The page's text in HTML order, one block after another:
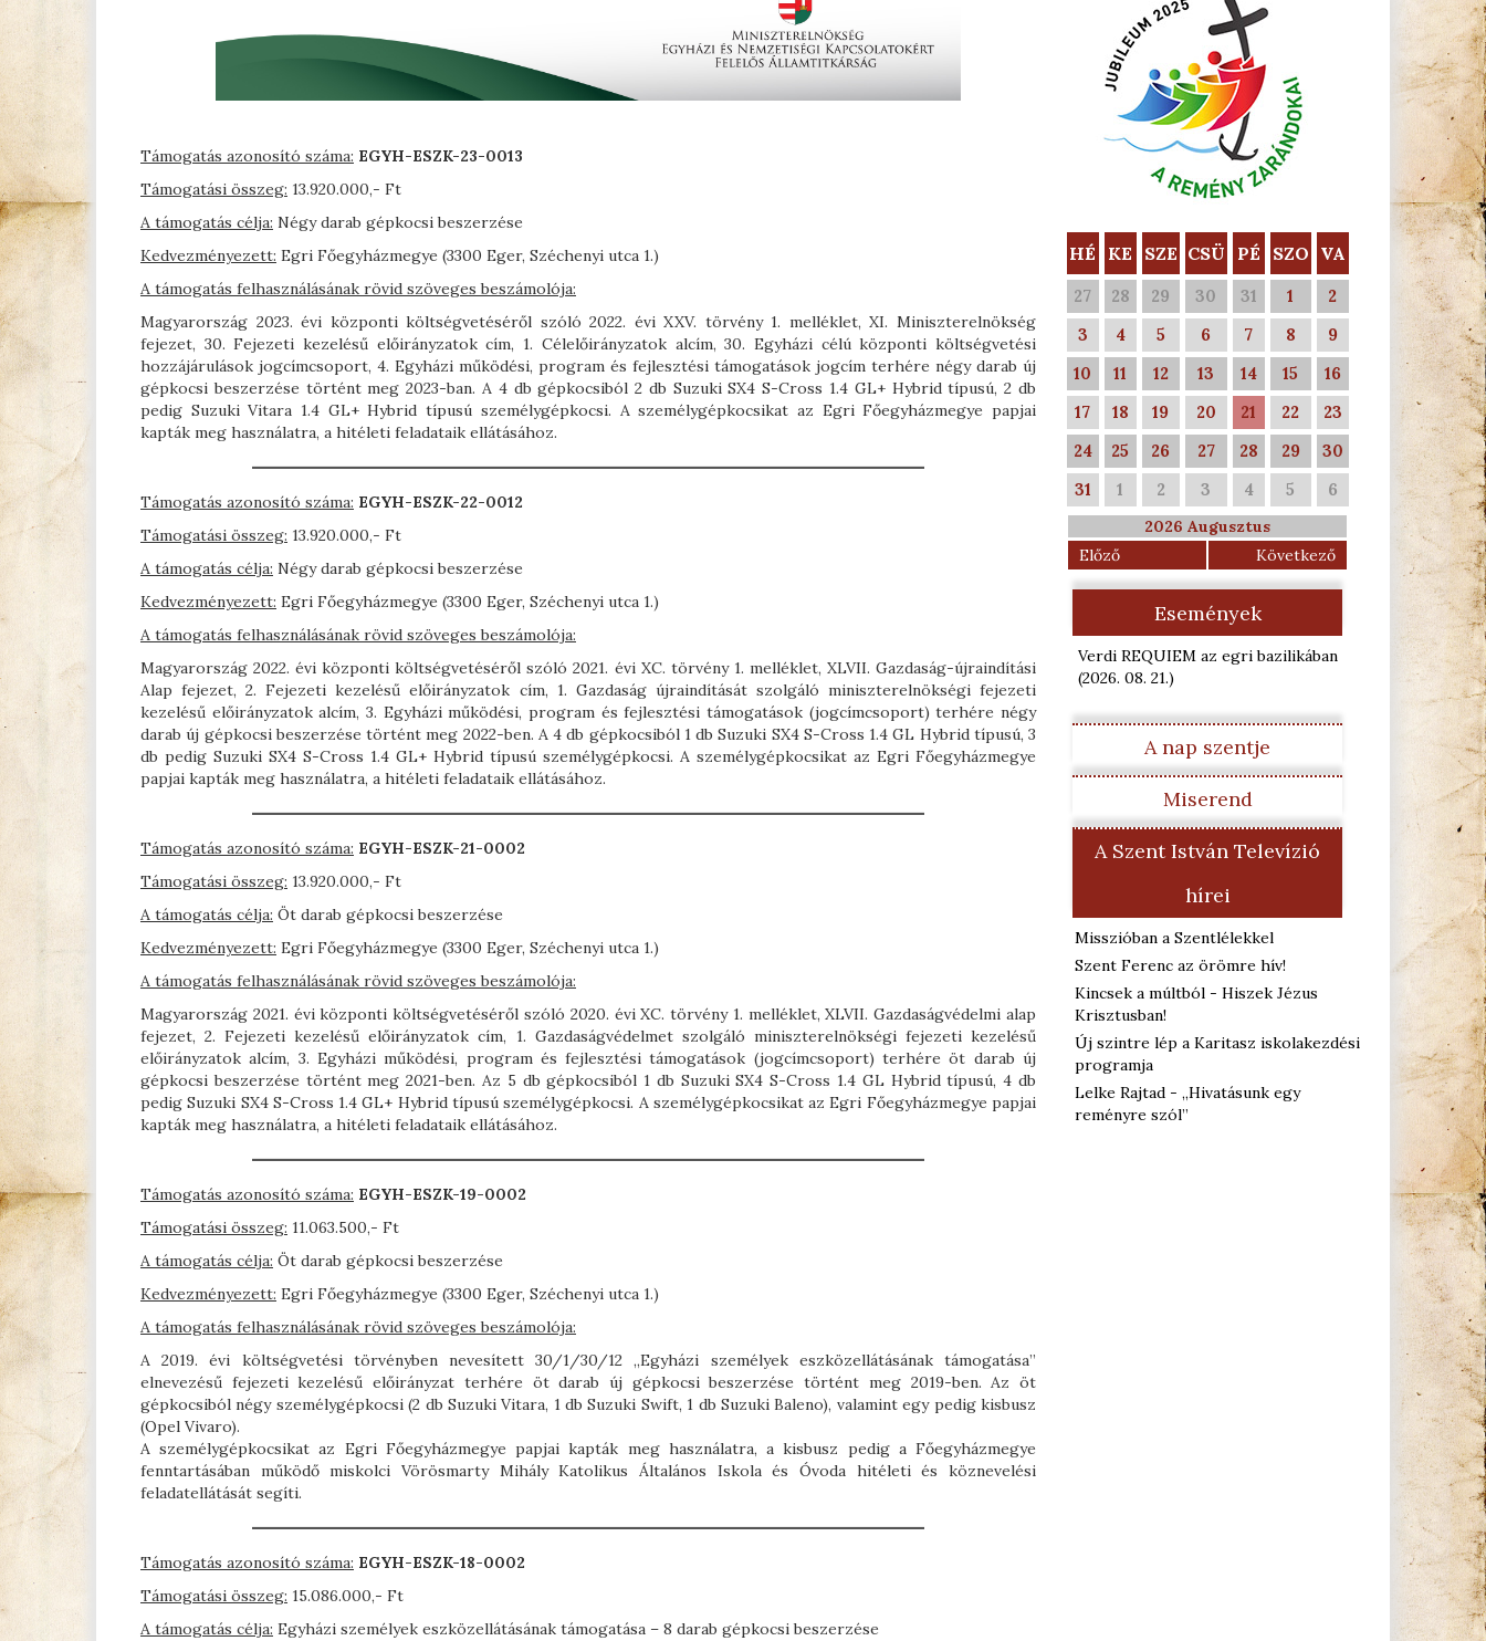
Támogatás azonosító száma: EGYH-ESZK-23-0013
Támogatási összeg: 13.920.000,- Ft
A támogatás célja: Négy darab gépkocsi beszerzése
Kedvezményezett: Egri Főegyházmegye (3300 Eger, Széchenyi utca 1.)
A támogatás felhasználásának rövid szöveges beszámolója:
Magyarország 2023. évi központi költségvetéséről szóló 2022. évi XXV. törvény 1. melléklet, XI. Miniszterelnökség
fejezet, 30. Fejezeti kezelésű előirányzatok cím, 1. Célelőirányzatok alcím, 30. Egyházi célú központi költségvetési
hozzájárulások jogcímcsoport, 4. Egyházi működési, program és fejlesztési támogatások jogcím terhére négy darab új
gépkocsi beszerzése történt meg 2023-ban. A 4 db gépkocsiból 2 db Suzuki SX4 S-Cross 1.4 GL+ Hybrid típusú, 2 db
pedig Suzuki Vitara 1.4 GL+ Hybrid típusú személygépkocsi. A személygépkocsikat az Egri Főegyházmegye papjai
kapták meg használatra, a hitéleti feladataik ellátásához.
Támogatás azonosító száma: EGYH-ESZK-22-0012
Támogatási összeg: 13.920.000,- Ft
A támogatás célja: Négy darab gépkocsi beszerzése
Kedvezményezett: Egri Főegyházmegye (3300 Eger, Széchenyi utca 1.)
A támogatás felhasználásának rövid szöveges beszámolója:
Magyarország 2022. évi központi költségvetéséről szóló 2021. évi XC. törvény 1. melléklet, XLVII. Gazdaság-újraindítási
Alap fejezet, 2. Fejezeti kezelésű előirányzatok cím, 1. Gazdaság újraindítását szolgáló miniszterelnökségi fejezeti
kezelésű előirányzatok alcím, 3. Egyházi működési, program és fejlesztési támogatások (jogcímcsoport) terhére négy
darab új gépkocsi beszerzése történt meg 2022-ben. A 4 db gépkocsiból 1 db Suzuki SX4 S-Cross 1.4 GL Hybrid típusú, 3
db pedig Suzuki SX4 S-Cross 1.4 GL+ Hybrid típusú személygépkocsi. A személygépkocsikat az Egri Főegyházmegye
papjai kapták meg használatra, a hitéleti feladataik ellátásához.
Támogatás azonosító száma: EGYH-ESZK-21-0002
Támogatási összeg: 13.920.000,- Ft
A támogatás célja: Öt darab gépkocsi beszerzése
Kedvezményezett: Egri Főegyházmegye (3300 Eger, Széchenyi utca 1.)
A támogatás felhasználásának rövid szöveges beszámolója:
Magyarország 2021. évi központi költségvetéséről szóló 2020. évi XC. törvény 1. melléklet, XLVII. Gazdaságvédelmi alap
fejezet, 2. Fejezeti kezelésű előirányzatok cím, 1. Gazdaságvédelmet szolgáló miniszterelnökségi fejezeti kezelésű
előirányzatok alcím, 3. Egyházi működési, program és fejlesztési támogatások (jogcímcsoport) terhére öt darab új
gépkocsi beszerzése történt meg 2021-ben. Az 5 db gépkocsiból 1 db Suzuki SX4 S-Cross 1.4 GL Hybrid típusú, 4 db
pedig Suzuki SX4 S-Cross 1.4 GL+ Hybrid típusú személygépkocsi. A személygépkocsikat az Egri Főegyházmegye papjai
kapták meg használatra, a hitéleti feladataik ellátásához.
Támogatás azonosító száma: EGYH-ESZK-19-0002
Támogatási összeg: 11.063.500,- Ft
A támogatás célja: Öt darab gépkocsi beszerzése
Kedvezményezett: Egri Főegyházmegye (3300 Eger, Széchenyi utca 1.)
A támogatás felhasználásának rövid szöveges beszámolója:
A 2019. évi költségvetési törvényben nevesített 30/1/30/12 „Egyházi személyek eszközellátásának támogatása”
elnevezésű fejezeti kezelésű előirányzat terhére öt darab új gépkocsi beszerzése történt meg 2019-ben. Az öt
gépkocsiból négy személygépkocsi (2 db Suzuki Vitara, 1 db Suzuki Swift, 1 db Suzuki Baleno), valamint egy pedig kisbusz
(Opel Vivaro).
A személygépkocsikat az Egri Főegyházmegye papjai kapták meg használatra, a kisbusz pedig a Főegyházmegye
fenntartásában működő miskolci Vörösmarty Mihály Katolikus Általános Iskola és Óvoda hitéleti és köznevelési
feladatellátását segíti.
Támogatás azonosító száma: EGYH-ESZK-18-0002
Támogatási összeg: 15.086.000,- Ft
A támogatás célja: Egyházi személyek eszközellátásának támogatása – 8 darab gépkocsi beszerzése
HÉ KE SZE CSÜ PÉ SZO VA
27 28 29 30 31 1
2
3
4 5 6 7 8
9
10
11 12 13 14 15
16
17
18 19 20 21 22
23
24
25 26 27 28 29
30
31
1 2 3 4 5 6
2026 Augusztus
Előző
Következő
Események
Verdi REQUIEM az egri bazilikában
(2026. 08. 21.)
A nap szentje
Miserend
A Szent István Televízió
hírei
Misszióban a Szentlélekkel
Szent Ferenc az örömre hív!
Kincsek a múltból - Hiszek Jézus
Krisztusban!
Új szintre lép a Karitasz iskolakezdési
programja
Lelke Rajtad - „Hivatásunk egy
reményre szól”